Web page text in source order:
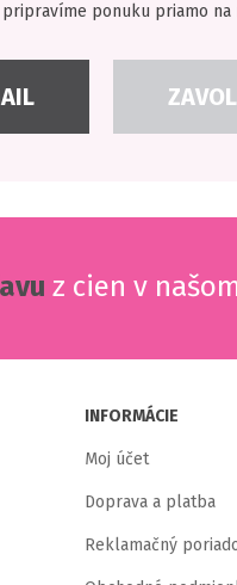
pripravíme ponuku priamo na
z cien v
INFORMÁCIE
Moj účet
Doprava a platba
Reklamačný